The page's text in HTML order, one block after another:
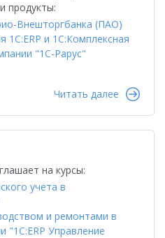
продукты:
Внешторгбанка (ПАО)
1С:ERP и 1С:Комплексная
"1C-Рарус"
Читать далее
на курсы:
учета в
и ремонтами в
"1С:ERP Управление